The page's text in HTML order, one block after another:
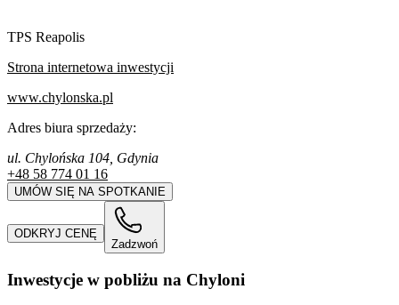
TPS Reapolis
Strona internetowa inwestycji
www.chylonska.pl
Adres biura sprzedaży:
ul. Chylońska 104, Gdynia
+48 58 774 01 16
UMÓW SIĘ NA SPOTKANIE
ODKRYJ CENĘ
Zadzwoń
Inwestycje w pobliżu na Chyloni